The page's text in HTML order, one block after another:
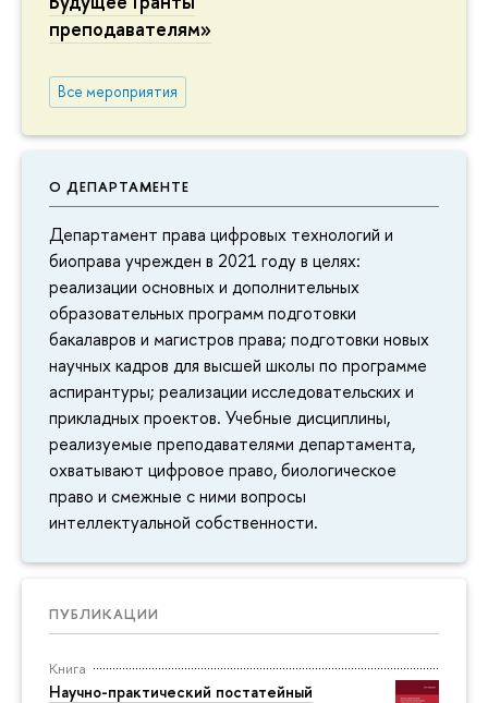
преподавателям»
Все мероприятия
О ДЕПАРТАМЕНТЕ
Департамент права цифровых технологий и
биоправа учрежден в 2021 году в целях:
реализации основных и дополнительных
образовательных программ подготовки
бакалавров и магистров права; подготовки новых
научных кадров для высшей школы по программе
аспирантуры; реализации исследовательских и
прикладных проектов. Учебные дисциплины,
реализуемые преподавателями департамента,
охватывают цифровое право, биологическое
право и смежные с ними вопросы
интеллектуальной собственности.
ПУБЛИКАЦИИ
Книга
Научно-практический постатейный